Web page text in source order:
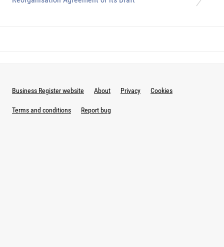
Business Register website About Privacy Cookies
Terms and conditions Report bug